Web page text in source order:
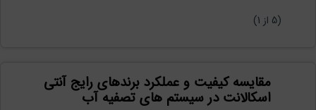
(
5 از 1)
مقایسه کیفیت و عملکرد برندهای رایج آنتی
اسکالانت در سیستم های تصفیه آب